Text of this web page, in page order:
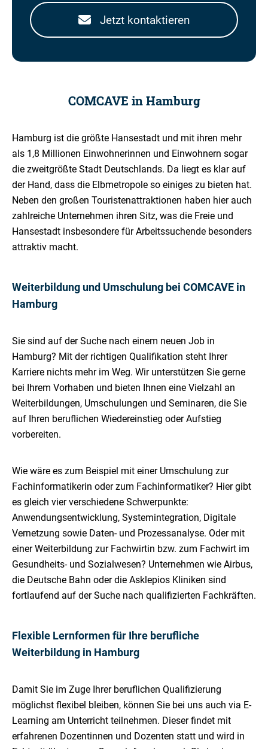
Jetzt kontaktieren
COMCAVE in Hamburg
Hamburg ist die größte Hansestadt und mit ihren mehr
als 1,8 Millionen Einwohnerinnen und Einwohnern sogar
die zweitgrößte Stadt Deutschlands. Da liegt es klar auf
der Hand, dass die Elbmetropole so einiges zu bieten hat.
Neben den großen Touristenattraktionen haben hier auch
zahlreiche Unternehmen ihren Sitz, was die Freie und
Hansestadt insbesondere für Arbeitssuchende besonders
attraktiv macht.
Weiterbildung und Umschulung bei COMCAVE in
Hamburg
Sie sind auf der Suche nach einem neuen Job in
Hamburg? Mit der richtigen Qualifikation steht Ihrer
Karriere nichts mehr im Weg. Wir unterstützen Sie gerne
bei Ihrem Vorhaben und bieten Ihnen eine Vielzahl an
Weiterbildungen, Umschulungen und Seminaren, die Sie
auf Ihren beruflichen Wiedereinstieg oder Aufstieg
vorbereiten.
Wie wäre es zum Beispiel mit einer Umschulung zur
Fachinformatikerin oder zum Fachinformatiker? Hier gibt
es gleich vier verschiedene Schwerpunkte:
Anwendungsentwicklung, Systemintegration, Digitale
Vernetzung sowie Daten- und Prozessanalyse. Oder mit
einer Weiterbildung zur Fachwirtin bzw. zum Fachwirt im
Gesundheits- und Sozialwesen? Unternehmen wie Airbus,
die Deutsche Bahn oder die Asklepios Kliniken sind
fortlaufend auf der Suche nach qualifizierten Fachkräften.
Flexible Lernformen für Ihre berufliche
Weiterbildung in Hamburg
Damit Sie im Zuge Ihrer beruflichen Qualifizierung
möglichst flexibel bleiben, können Sie bei uns auch via E-
Learning am Unterricht teilnehmen. Dieser findet mit
erfahrenen Dozentinnen und Dozenten statt und wird in